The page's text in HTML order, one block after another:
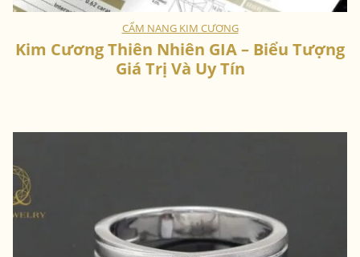
CẨM NANG KIM CƯƠNG
Kim Cương Thiên Nhiên GIA – Biểu Tượng
Giá Trị Và Uy Tín